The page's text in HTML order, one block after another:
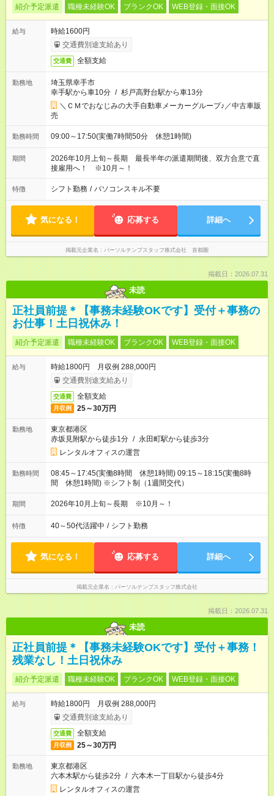
紹介予定派遣 職種未経験OK ブランクOK WEB登録・面接OK
給与
時給1600円
交通費別途支給あり
交通費 全額支給
勤務地
埼玉県幸手市
幸手駅から車10分 / 杉戸高野台駅から車13分
＼ＣＭでおなじみの大手自動車メーカーグループ♪／中古車販
売
勤務時間 09:00～17:50(実働7時間50分 休憩1時間)
期間
2026年10月上旬～長期 最長半年の派遣期間後、双方合意で直
接雇用へ！ ※10月～！
特徴 シフト勤務 / パソコンスキル不要
気になる！ 応募する 詳細へ
掲載元企業名 パーソルテンプスタッフ株式会社 首都圏
掲載日：2026.07.31
未読
正社員前提＊【事務未経験OKです】受付＋事務の
お仕事！土日祝休み！
紹介予定派遣 職種未経験OK ブランクOK WEB登録・面接OK
給与
時給1800円 月収例 288,000円
交通費別途支給あり
交通費 全額支給
月収例 25～30万円
勤務地
東京都港区
赤坂見附駅から徒歩1分 / 永田町駅から徒歩3分
レンタルオフィスの運営
勤務時間
08:45～17:45(実働8時間 休憩1時間) 09:15～18:15(実働8時
間 休憩1時間) ※シフト制（1週間交代）
期間 2026年10月上旬～長期 ※10月～！
特徴 40～50代活躍中 / シフト勤務
気になる！ 応募する 詳細へ
掲載元企業名 パーソルテンプスタッフ株式会社
掲載日：2026.07.31
未読
正社員前提＊【事務未経験OKです】受付＋事務！
残業なし！土日祝休み
紹介予定派遣 職種未経験OK ブランクOK WEB登録・面接OK
給与
時給1800円 月収例 288,000円
交通費別途支給あり
交通費 全額支給
月収例 25～30万円
勤務地
東京都港区
六本木駅から徒歩2分 / 六本木一丁目駅から徒歩4分
レンタルオフィスの運営